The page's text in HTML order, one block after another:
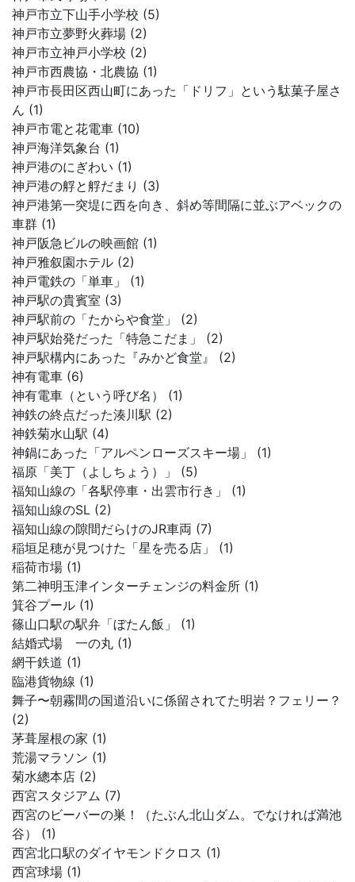
神戸市立下山手小学校 (5)
神戸市立夢野火葬場 (2)
神戸市立神戸小学校 (2)
神戸市西農協・北農協 (1)
神戸市長田区西山町にあった「ドリフ」という駄菓子屋さ
ん (1)
神戸市電と花電車 (10)
神戸海洋気象台 (1)
神戸港のにぎわい (1)
神戸港の艀と艀だまり (3)
神戸港第一突堤に西を向き、斜め等間隔に並ぶアベックの
車群 (1)
神戸阪急ビルの映画館 (1)
神戸雅叙園ホテル (2)
神戸電鉄の「単車」 (1)
神戸駅の貴賓室 (3)
神戸駅前の「たからや食堂」 (2)
神戸駅始発だった「特急こだま」 (2)
神戸駅構内にあった『みかど食堂』 (2)
神有電車 (6)
神有電車（という呼び名） (1)
神鉄の終点だった湊川駅 (2)
神鉄菊水山駅 (4)
神鍋にあった「アルペンローズスキー場」 (1)
福原「美丁（よしちょう）」 (5)
福知山線の「各駅停車・出雲市行き」 (1)
福知山線のSL (2)
福知山線の隙間だらけのJR車両 (7)
稲垣足穂が見つけた「星を売る店」 (1)
稲荷市場 (1)
第二神明玉津インターチェンジの料金所 (1)
箕谷プール (1)
篠山口駅の駅弁「ぼたん飯」 (1)
結婚式場 一の丸 (1)
網干鉄道 (1)
臨港貨物線 (1)
舞子〜朝霧間の国道沿いに係留されてた明岩？フェリー？
(2)
茅葺屋根の家 (1)
荒湯マラソン (1)
菊水總本店 (2)
西宮スタジアム (7)
西宮のビーバーの巣！（たぶん北山ダム。でなければ満池
谷） (1)
西宮北口駅のダイヤモンドクロス (1)
西宮球場 (1)